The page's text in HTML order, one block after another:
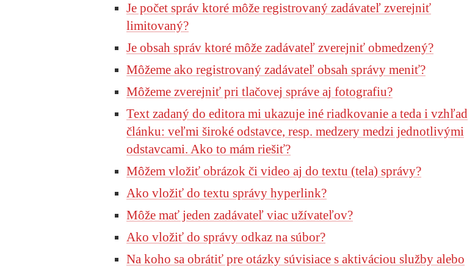
Je počet správ ktoré môže registrovaný zadávateľ zverejniť
limitovaný?
Je obsah správ ktoré môže zadávateľ zverejniť obmedzený?
Môžeme ako registrovaný zadávateľ obsah správy meniť?
Môžeme zverejniť pri tlačovej správe aj fotografiu?
Text zadaný do editora mi ukazuje iné riadkovanie a teda i vzhľad
článku: veľmi široké odstavce, resp. medzery medzi jednotlivými
odstavcami. Ako to mám riešiť?
Môžem vložiť obrázok či video aj do textu (tela) správy?
Ako vložiť do textu správy hyperlink?
Môže mať jeden zadávateľ viac užívateľov?
Ako vložiť do správy odkaz na súbor?
Na koho sa obrátiť pre otázky súvisiace s aktiváciou služby alebo